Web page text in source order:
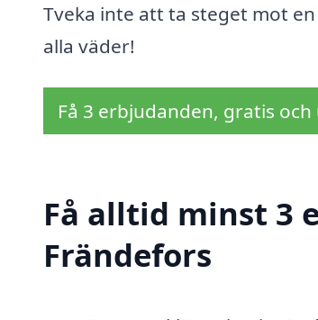
Tveka inte att ta steget mot
alla väder!
Få 3 erbjudanden, gratis
Få alltid minst 3
Frändefors